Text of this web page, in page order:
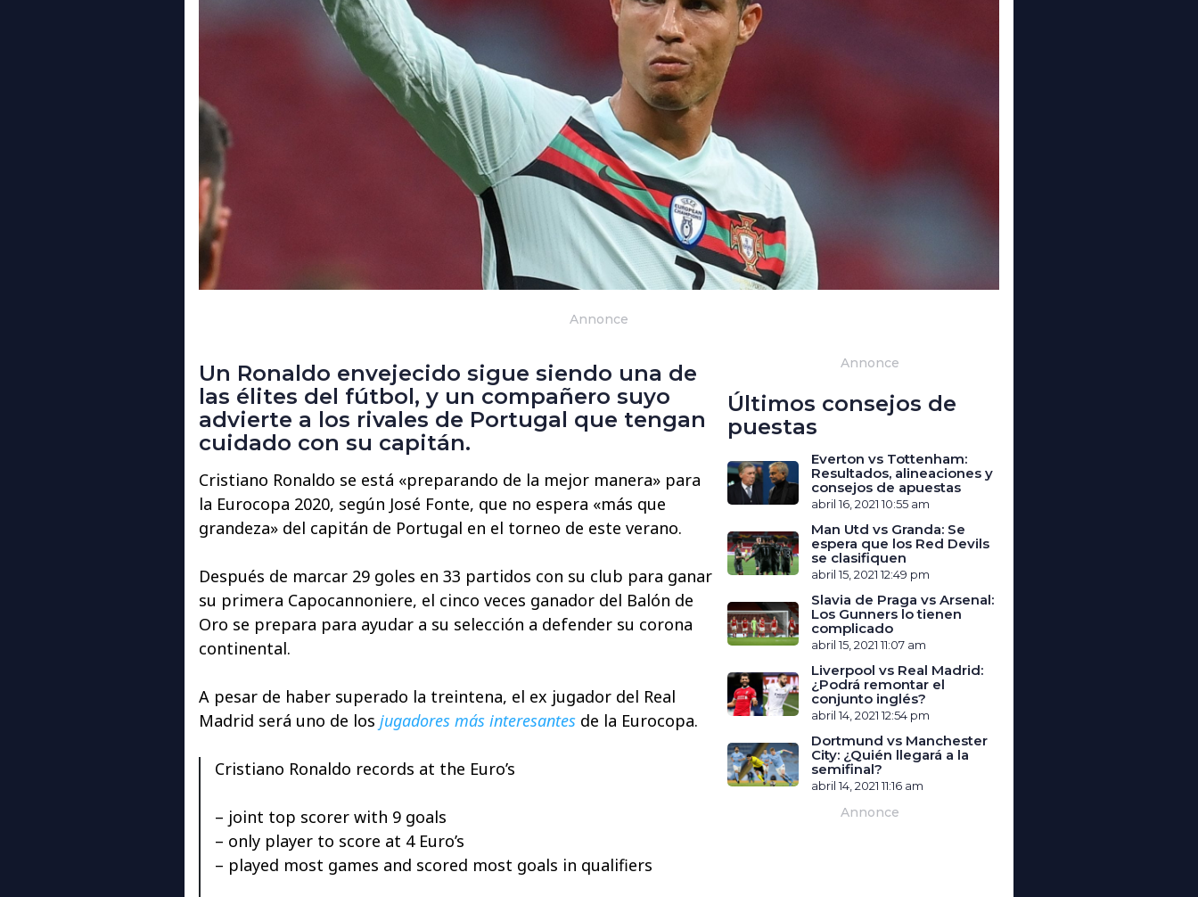
Annonce
Un Ronaldo envejecido sigue siendo una de
las élites del fútbol, y un compañero suyo
advierte a los rivales de Portugal que tengan
cuidado con su capitán.
Cristiano Ronaldo se está «preparando de la mejor manera» para
la Eurocopa 2020, según José Fonte, que no espera «más que
grandeza» del capitán de Portugal en el torneo de este verano.
Después de marcar 29 goles en 33 partidos con su club para ganar
su primera Capocannoniere, el cinco veces ganador del Balón de
Oro se prepara para ayudar a su selección a defender su corona
continental.
A pesar de haber superado la treintena, el ex jugador del Real
Madrid será uno de los jugadores más interesantes de la Eurocopa.
Cristiano Ronaldo records at the Euro’s
– joint top scorer with 9 goals
– only player to score at 4 Euro’s
– played most games and scored most goals in qualifiers
Annonce
Últimos consejos de
puestas
Everton vs Tottenham:
Resultados, alineaciones y
consejos de apuestas
abril 16, 2021 10:55 am
Man Utd vs Granda: Se
espera que los Red Devils
se clasifiquen
abril 15, 2021 12:49 pm
Slavia de Praga vs Arsenal:
Los Gunners lo tienen
complicado
abril 15, 2021 11:07 am
Liverpool vs Real Madrid:
¿Podrá remontar el
conjunto inglés?
abril 14, 2021 12:54 pm
Dortmund vs Manchester
City: ¿Quién llegará a la
semifinal?
abril 14, 2021 11:16 am
Annonce